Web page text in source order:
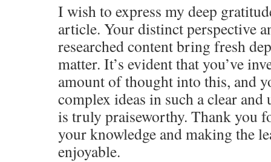
I wish to express my deep
article. Your distinct perspective
researched content bring fresh
matter. It’s evident that you’ve
amount of thought into this, and
complex ideas in such a clear and
is truly praiseworthy. Thank you
your knowledge and making the
enjoyable.